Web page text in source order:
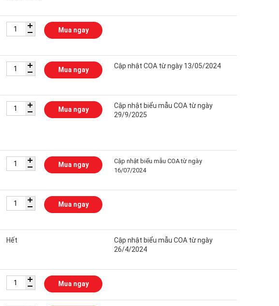
Mua ngay
Mua ngay Cập nhật COA từ ngày 13/05/2024
Mua ngay
Cập nhật biểu mẫu COA từ ngày
29/9/2025
Mua ngay
Cập nhật biểu mẫu COA từ ngày
16/07/2024
Mua ngay
Hết
Cập nhật biểu mẫu COA từ ngày
26/4/2024
Mua ngay